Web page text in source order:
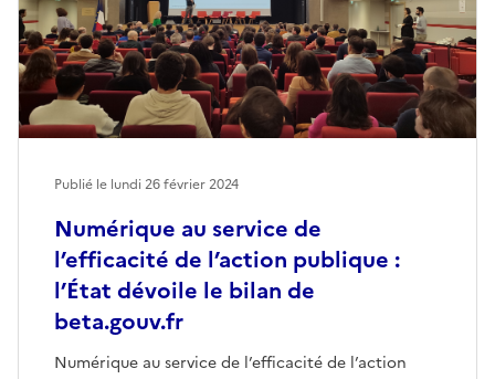
Numérique au service de
l’efficacité de l’action publique :
l’État dévoile le bilan de
beta.gouv.fr
Numérique au service de l’efficacité de l’action
Publié le lundi 26 février 2024